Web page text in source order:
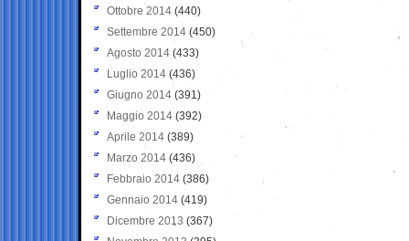
Ottobre 2014 (440)
Settembre 2014 (450)
Agosto 2014 (433)
Luglio 2014 (436)
Giugno 2014 (391)
Maggio 2014 (392)
Aprile 2014 (389)
Marzo 2014 (436)
Febbraio 2014 (386)
Gennaio 2014 (419)
Dicembre 2013 (367)